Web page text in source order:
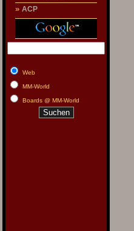
» ACP
Web
MM-World
Boards @ MM-World